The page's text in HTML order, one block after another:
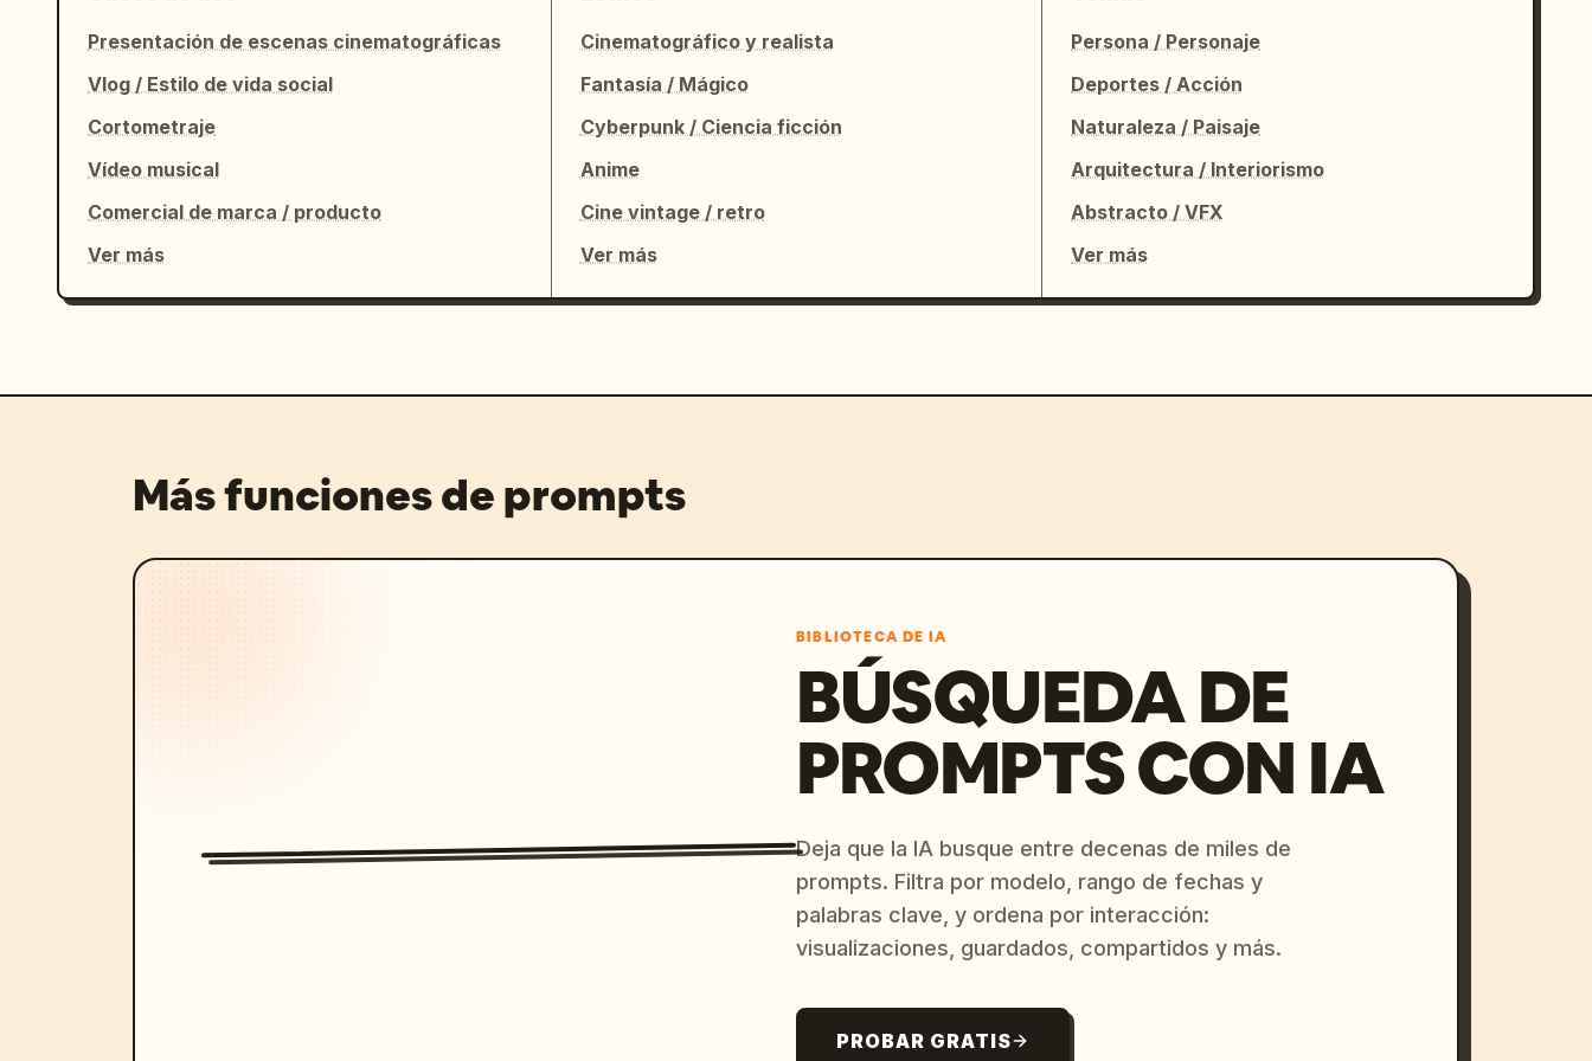
[00:12-00:13]
Plano interior de la enorme torre del reloj. Órbita cinematográfica rápida
gigante del reloj. Ella susurra suavemente en japonés:
「パリ、大好き。」
Breve pausa ASMR antes de que la música explote de nuevo.
MONTAJE FINAL ULTRA RÁPIDO DE PARÍS:
— Destello de la Torre Eiffel
— Transición de selfie girando rápido
— Sonrisa final congelada directamente a la cámara
Presentación de escenas cinematográficas
Vlog / Estilo de vida social
Cortometraje
Vídeo musical
Comercial de marca / producto
Ver más
Cinematográfico y realista
Fantasía / Mágico
Cyberpunk / Ciencia ficción
Anime
Cine vintage / retro
Ver más
Persona / Personaje
Deportes / Acción
Naturaleza / Paisaje
Arquitectura / Interiorismo
Abstracto / VFX
Ver más
Más funciones de prompts
BIBLIOTECA DE IA
BÚSQUEDA DE
PROMPTS CON IA
Deja que la IA busque entre decenas de miles de
prompts. Filtra por modelo, rango de fechas y
palabras clave, y ordena por interacción:
visualizaciones, guardados, compartidos y más.
PROBAR GRATIS